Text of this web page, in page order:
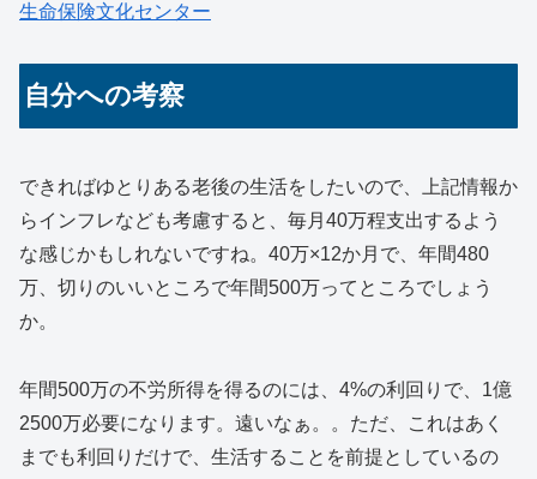
生命保険文化センター
自分への考察
できればゆとりある老後の生活をしたいので、上記情報か
らインフレなども考慮すると、毎月40万程支出するよう
な感じかもしれないですね。40万×12か月で、年間480
万、切りのいいところで年間500万ってところでしょう
か。
年間500万の不労所得を得るのには、4%の利回りで、1億
2500万必要になります。遠いなぁ。。ただ、これはあく
までも利回りだけで、生活することを前提としているの